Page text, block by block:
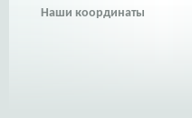
Наши координаты